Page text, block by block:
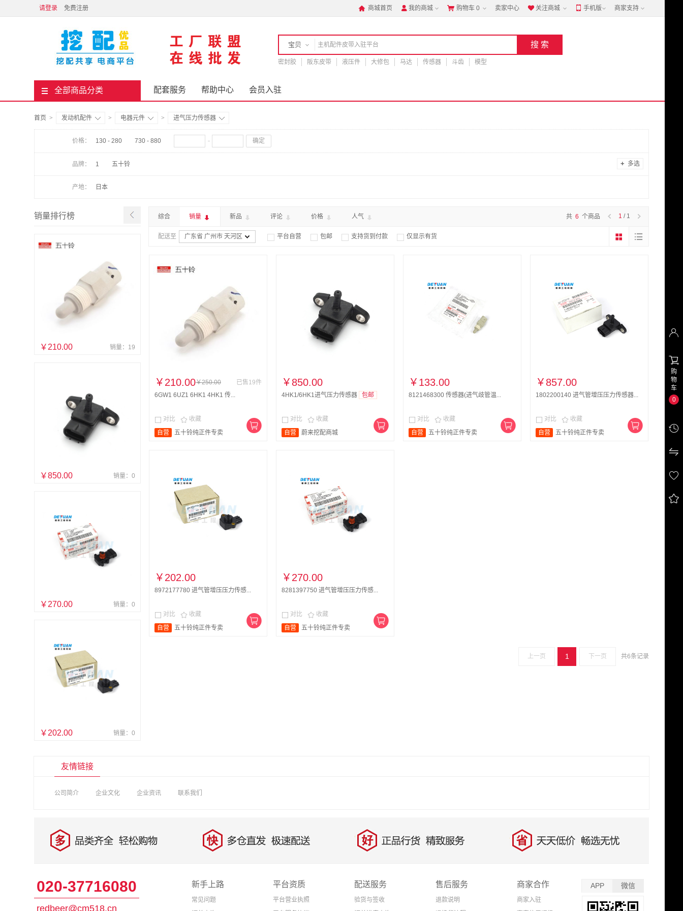
请登录 免费注册  商城首页  我的商城  购物车 0 卖家中心 关注商城 手机版 商家支持
宝贝
店铺
密封胶 阪东皮带 液压件 大修包 马达 传感器 斗齿 模型
全部商品分类 配套服务 帮助中心 会员入驻
首页 > 发动机配件 > 电器元件 > 进气压力传感器
价格： 130 - 280 730 - 880 确定
品牌： + 多选
1 五十铃
产地： 日本
销量排行榜
￥210.00 销量：19
￥850.00 销量：0
￥270.00 销量：0
￥202.00 销量：0
综合 销量 新品 评论 价格 人气 1 / 1
共 6 个商品
配送至 广东省 广州市 天河区 平台自营 包邮 支持货到付款 仅显示有货
￥210.00￥250.00
已售19件
6GW1 6UZ1 6HK1 4HK1 传...
对比  收藏
自营
五十铃纯正件专卖
￥850.00
4HK1/6HK1进气压力传感器 包邮
对比  收藏
自营
蔚来挖配商城
￥133.00
8121468300 传感器(进气歧管温...
对比  收藏
自营
五十铃纯正件专卖
￥857.00
1802200140 进气管增压压力传感器...
对比  收藏
自营
五十铃纯正件专卖
￥202.00
8972177780 进气管增压压力传感...
对比  收藏
自营
五十铃纯正件专卖
￥270.00
8281397750 进气管增压压力传感...
对比  收藏
自营
五十铃纯正件专卖
共6条记录
上一页 1 下一页


购
物
车
0




友情链接
公司简介 企业文化 企业资讯 联系我们
020-37716080
redbeer@cm518.cn
新手上路
常见问题
平台资质
平台营业执照
配送服务
验货与签收
售后服务
退款说明
商家合作
商家入驻
APP 微信